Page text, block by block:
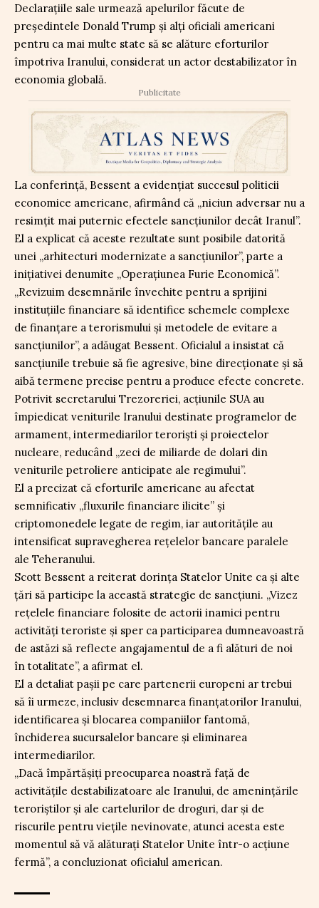
Declarațiile sale urmează apelurilor făcute de
președintele Donald Trump și alți oficiali americani
pentru ca mai multe state să se alăture eforturilor
împotriva Iranului, considerat un actor destabilizator în
economia globală.
Publicitate
La conferință, Bessent a evidențiat succesul politicii
economice americane, afirmând că „niciun adversar nu a
resimțit mai puternic efectele sancțiunilor decât Iranul”.
El a explicat că aceste rezultate sunt posibile datorită
unei „arhitecturi modernizate a sancțiunilor”, parte a
inițiativei denumite „Operațiunea Furie Economică”.
„Revizuim desemnările învechite pentru a sprijini
instituțiile financiare să identifice schemele complexe
de finanțare a terorismului și metodele de evitare a
sancțiunilor”, a adăugat Bessent. Oficialul a insistat că
sancțiunile trebuie să fie agresive, bine direcționate și să
aibă termene precise pentru a produce efecte concrete.
Potrivit secretarului Trezoreriei, acțiunile SUA au
împiedicat veniturile Iranului destinate programelor de
armament, intermediarilor teroriști și proiectelor
nucleare, reducând „zeci de miliarde de dolari din
veniturile petroliere anticipate ale regimului”.
El a precizat că eforturile americane au afectat
semnificativ „fluxurile financiare ilicite” și
criptomonedele legate de regim, iar autoritățile au
intensificat supravegherea rețelelor bancare paralele
ale Teheranului.
Scott Bessent a reiterat dorința Statelor Unite ca și alte
țări să participe la această strategie de sancțiuni. „Vizez
rețelele financiare folosite de actorii inamici pentru
activități teroriste și sper ca participarea dumneavoastră
de astăzi să reflecte angajamentul de a fi alături de noi
în totalitate”, a afirmat el.
El a detaliat pașii pe care partenerii europeni ar trebui
să îi urmeze, inclusiv desemnarea finanțatorilor Iranului,
identificarea și blocarea companiilor fantomă,
închiderea sucursalelor bancare și eliminarea
intermediarilor.
„Dacă împărtășiți preocuparea noastră față de
activitățile destabilizatoare ale Iranului, de amenințările
teroriștilor și ale cartelurilor de droguri, dar și de
riscurile pentru viețile nevinovate, atunci acesta este
momentul să vă alăturați Statelor Unite într-o acțiune
fermă”, a concluzionat oficialul american.